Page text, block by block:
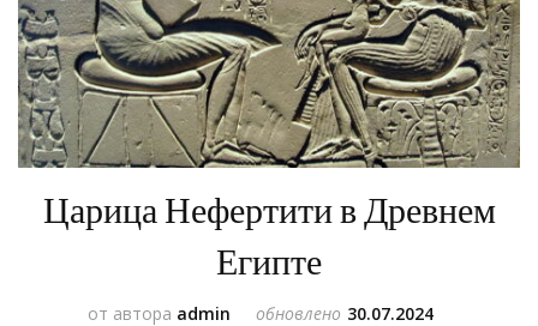
Царица Нефертити в Древнем
Египте
от автора admin обновлено 30.07.2024